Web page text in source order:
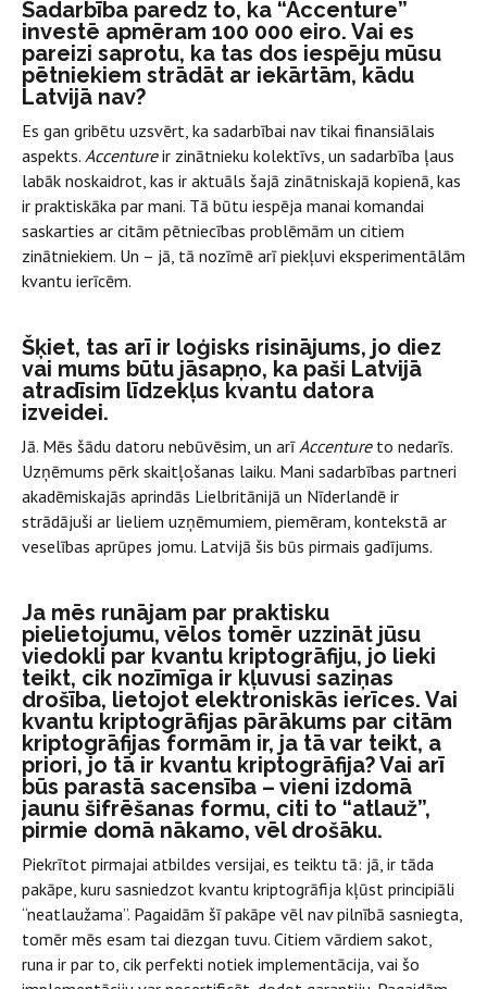
Sadarbība paredz to, ka “Accenture”
investē apmēram 100 000 eiro. Vai es
pareizi saprotu, ka tas dos iespēju mūsu
pētniekiem strādāt ar iekārtām, kādu
Latvijā nav?
Es gan gribētu uzsvērt, ka sadarbībai nav tikai finansiālais
aspekts. Accentureir zinātnieku kolektīvs, un sadarbība ļaus
labāk noskaidrot, kas ir aktuāls šajā zinātniskajā kopienā, kas
ir praktiskāka par mani. Tā būtu iespēja manai komandai
saskarties ar citām pētniecības problēmām un citiem
zinātniekiem. Un – jā, tā nozīmē arī piekļuvi eksperimentālām
kvantu ierīcēm.
Šķiet, tas arī ir loģisks risinājums, jo diez
vai mums būtu jāsapņo, ka paši Latvijā
atradīsim līdzekļus kvantu datora
izveidei.
Jā. Mēs šādu datoru nebūvēsim, un arīAccentureto nedarīs.
Uzņēmums pērk skaitļošanas laiku. Mani sadarbības partneri
akadēmiskajās aprindās Lielbritānijā un Nīderlandē ir
strādājuši ar lieliem uzņēmumiem, piemēram, kontekstā ar
veselības aprūpes jomu. Latvijā šis būs pirmais gadījums.
Ja mēs runājam par praktisku
pielietojumu, vēlos tomēr uzzināt jūsu
viedokli par kvantu kriptogrāfiju, jo lieki
teikt, cik nozīmīga ir kļuvusi saziņas
drošība, lietojot elektroniskās ierīces. Vai
kvantu kriptogrāfijas pārākums par citām
kriptogrāfijas formām ir, ja tā var teikt, a
priori, jo tā ir kvantu kriptogrāfija? Vai arī
būs parastā sacensība – vieni izdomā
jaunu šifrēšanas formu, citi to “atlauž”,
pirmie domā nākamo, vēl drošāku.
Piekrītot pirmajai atbildes versijai, es teiktu tā: jā, ir tāda
pakāpe, kuru sasniedzot kvantu kriptogrāfija kļūst principiāli
“neatlaužama”. Pagaidām šī pakāpe vēl nav pilnībā sasniegta,
tomēr mēs esam tai diezgan tuvu. Citiem vārdiem sakot,
runa ir par to, cik perfekti notiek implementācija, vai šo